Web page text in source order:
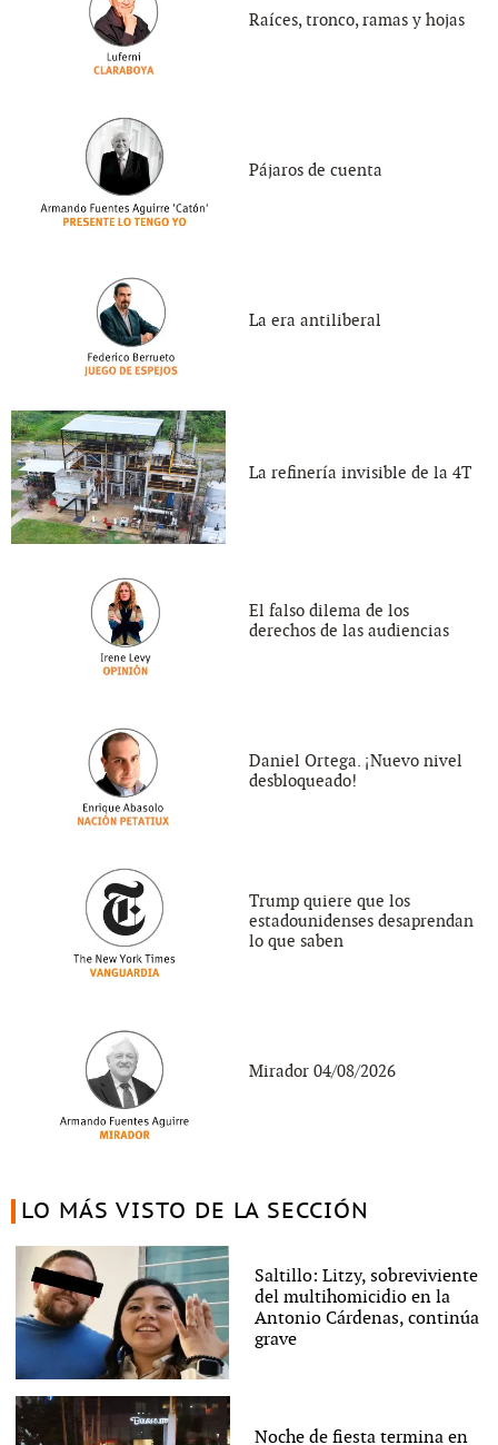
Raíces, tronco, ramas y hojas
Pájaros de cuenta
La era antiliberal
La refinería invisible de la 4T
El falso dilema de los
derechos de las audiencias
Daniel Ortega. ¡Nuevo nivel
desbloqueado!
Trump quiere que los
estadounidenses desaprendan
lo que saben
Mirador 04/08/2026
LO MÁS VISTO DE LA SECCIÓN
Saltillo: Litzy, sobreviviente
del multihomicidio en la
Antonio Cárdenas, continúa
grave
Noche de fiesta termina en